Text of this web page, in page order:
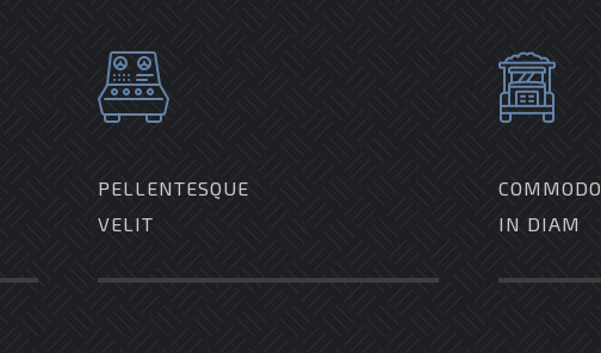
PELLENTESQUE
VELIT
COMMODO
IN DIAM